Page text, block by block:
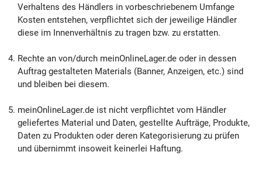
Verhaltens des Händlers in vorbeschriebenem Umfange
Kosten entstehen, verpflichtet sich der jeweilige Händler
diese im Innenverhältnis zu tragen bzw. zu erstatten.
Rechte an von/durch meinOnlineLager.de oder in dessen
Auftrag gestalteten Materials (Banner, Anzeigen, etc.) sind
und bleiben bei diesem.
meinOnlineLager.de ist nicht verpflichtet vom Händler
geliefertes Material und Daten, gestellte Aufträge, Produkte,
Daten zu Produkten oder deren Kategorisierung zu prüfen
und übernimmt insoweit keinerlei Haftung.